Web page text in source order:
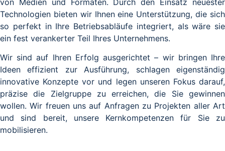
von Medien und Formaten. Durch den Einsatz neuester
Technologien bieten wir Ihnen eine Unterstützung, die sich
so perfekt in Ihre Betriebsabläufe integriert, als wäre sie
ein fest verankerter Teil Ihres Unternehmens.
Wir sind auf Ihren Erfolg ausgerichtet – wir bringen Ihre
Ideen effizient zur Ausführung, schlagen eigenständig
innovative Konzepte vor und legen unseren Fokus darauf,
präzise die Zielgruppe zu erreichen, die Sie gewinnen
wollen. Wir freuen uns auf Anfragen zu Projekten aller Art
und sind bereit, unsere Kernkompetenzen für Sie zu
mobilisieren.